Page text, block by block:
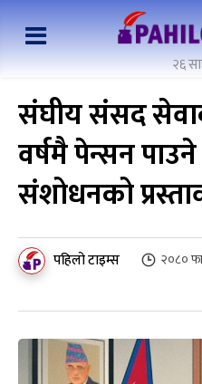
२६
संघीय संसद
वर्षमै पेन्सन
संशोधनको
पहिलो टाइम्स २०८०